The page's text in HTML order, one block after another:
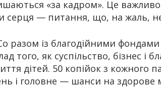
«за кадром». Це
серця — питання, що, на жаль, не
разом із благодійними
того, як суспільство, бізнес і
дітей. 50 копійок з кожного
і головне — шанси на здорове